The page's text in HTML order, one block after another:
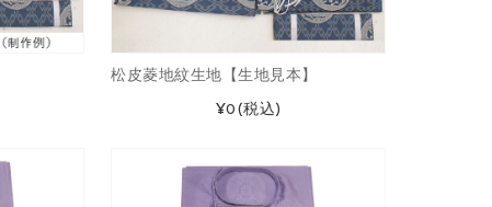
松皮菱地紋生地【生地見本】
¥0 (税込)